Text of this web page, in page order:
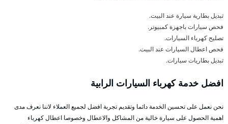
تبديل بطارية سيارة عند البيت.
فحص سيارات باجهزة كمبيوتر.
تصليح كهرباء السيارات.
فحص اعطال السيارات عند البيت.
تبديل بطاريات سيارات.
افضل خدمة كهرباء السيارات الرابية
نحن نعمل على تحسين الخدمة دائما وتقديم تجربة افضل لجميع العملاء لاننا نعرف مدى
اهمية الحصول على سيارة خالية من المشاكل والاعطال وخصوصا اعطال كهرباء